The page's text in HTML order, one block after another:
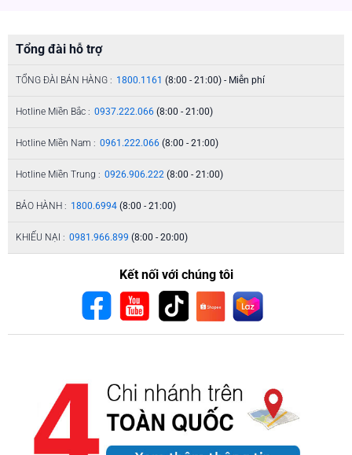
Tổng đài hỗ trợ
TỔNG ĐÀI BÁN HÀNG : 1800.1161 (8:00 - 21:00) - Miễn phí
Hotline Miền Bắc : 0937.222.066 (8:00 - 21:00)
Hotline Miền Nam : 0961.222.066 (8:00 - 21:00)
Hotline Miền Trung : 0926.906.222 (8:00 - 21:00)
BẢO HÀNH : 1800.6994 (8:00 - 21:00)
KHIẾU NẠI : 0981.966.899 (8:00 - 20:00)
Kết nối với chúng tôi